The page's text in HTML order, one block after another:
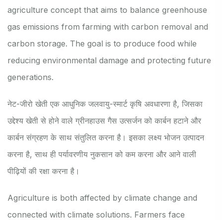
agriculture concept that aims to balance greenhouse
gas emissions from farming with carbon removal and
carbon storage. The goal is to produce food while
reducing environmental damage and protecting future
generations.
नेट-जीरो खेती एक आधुनिक जलवायु-स्मार्ट कृषि अवधारणा है, जिसका
उद्देश्य खेती से होने वाले ग्रीनहाउस गैस उत्सर्जन को कार्बन हटाने और
कार्बन संग्रहण के साथ संतुलित करना है। इसका लक्ष्य भोजन उत्पादन
करना है, साथ ही पर्यावरणीय नुकसान को कम करना और आने वाली
पीढ़ियों की रक्षा करना है।
Agriculture is both affected by climate change and
connected with climate solutions. Farmers face